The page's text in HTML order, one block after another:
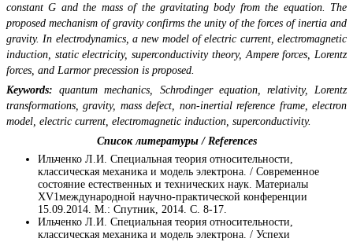
constant G and the mass of the gravitating body from the equation. The
proposed mechanism of gravity confirms the unity of the forces of inertia and
gravity. In electrodynamics, a new model of electric current, electromagnetic
induction, static electricity, superconductivity theory, Ampere forces, Lorentz
forces, and Larmor precession is proposed.
Keywords: quantum mechanics, Schrodinger equation, relativity, Lorentz
transformations, gravity, mass defect, non-inertial reference frame, electron
model, electric current, electromagnetic induction, superconductivity.
Список литературы / References
Ильченко Л.И. Специальная теория относительности,
классическая механика и модель электрона. / Современное
состояние естественных и технических наук. Материалы
XV1международной научно-практической конференции
15.09.2014. М.: Спутник, 2014. С. 8-17.
Ильченко Л.И. Специальная теория относительности,
классическая механика и модель электрона. / Успехи